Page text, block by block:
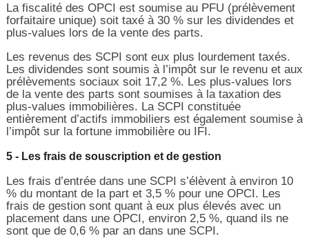
La fiscalité des OPCI est soumise au PFU (prélèvement
forfaitaire unique) soit taxé à 30 % sur les dividendes et
plus-values lors de la vente des parts.
Les revenus des SCPI sont eux plus lourdement taxés.
Les dividendes sont soumis à l’impôt sur le revenu et aux
prélèvements sociaux soit 17,2 %. Les plus-values lors
de la vente des parts sont soumises à la taxation des
plus-values immobilières. La SCPI constituée
entièrement d’actifs immobiliers est également soumise à
l’impôt sur la fortune immobilière ou IFI.
5 - Les frais de souscription et de gestion
Les frais d’entrée dans une SCPI s’élèvent à environ 10
% du montant de la part et 3,5 % pour une OPCI. Les
frais de gestion sont quant à eux plus élevés avec un
placement dans une OPCI, environ 2,5 %, quand ils ne
sont que de 0,6 % par an dans une SCPI.